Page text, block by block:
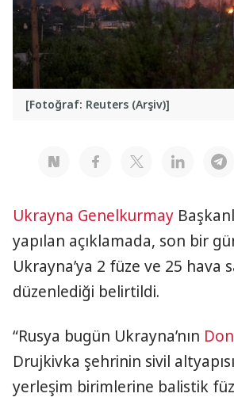
[Fotoğraf: Reuters (Arşiv)]
Ukrayna Genelkurmay
yapılan açıklamada, son bir
Ukrayna’ya 2 füze ve 25 hava
düzenlediği belirtildi.
“Rusya bugün Ukrayna’nın
Drujkivka şehrinin sivil
yerleşim birimlerine balistik